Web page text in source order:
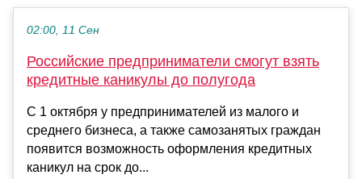
02:00, 11 Сен
Российские предприниматели смогут взять
кредитные каникулы до полугода
С 1 октября у предпринимателей из малого и
среднего бизнеса, а также самозанятых граждан
появится возможность оформления кредитных
каникул на срок до...